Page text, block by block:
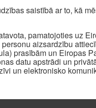
saistībā ar to, kā
pamatojoties uz
aizsardzību
prasībām un Eiropas
datu apstrādi un
un elektronisko